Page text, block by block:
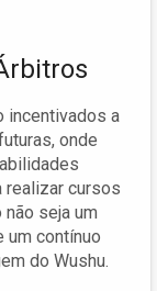
incentivados a
onde
realizar cursos
seja um
um contínuo
do Wushu.